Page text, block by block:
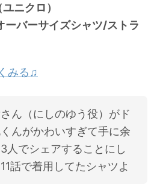
ニクロ）
ーバーサイズシャツ/ストラ
みる♫
ん（にしのゆう役）がド
んがかわいすぎて手に余
人でシェアすることにし
話で着用してたシャツよ